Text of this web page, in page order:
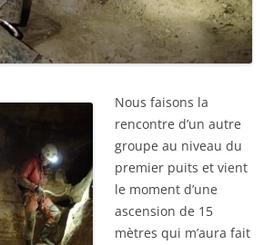
Nous faisons la
rencontre d’un autre
groupe au niveau du
premier puits et vient
le moment d’une
ascension de 15
mètres qui m’aura fait